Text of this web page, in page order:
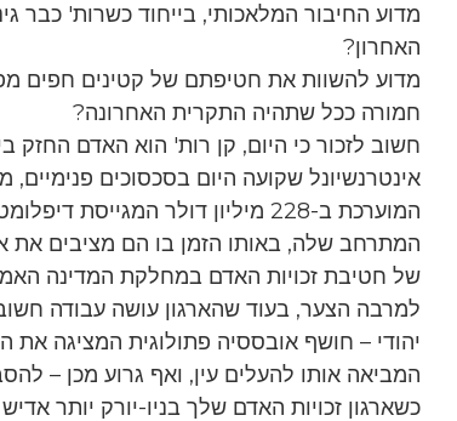
מדוע החיבור המלאכותי, בייחוד כשרות'
האחרון?
מדוע להשוות את חטיפתם של קטינים חפים
חמורה ככל שתהיה התקרית האחרונה?
חשוב לזכור כי היום, קן רות' הוא האדם החזק
אינטרנשיונל שקועה היום בסכסוכים
המוערכת ב-228 מיליון דולר
המתרחב שלה, באותו הזמן בו הם מציבים את
של חטיבת זכויות האדם במחלקת המדינה
למרבה הצער, בעוד שהארגון עושה עבודה
יהודי – חושף אובססיה פתולוגית המציגה
המביאה אותו להעלים עין, ואף גרוע מכן –
כשארגון זכויות האדם שלך בניו-יורק יותר